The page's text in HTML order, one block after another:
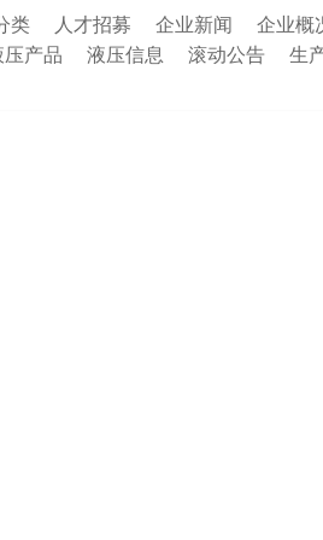
类 人才招募 企业新闻
企业概
压产品 液压信息 滚动公告
生